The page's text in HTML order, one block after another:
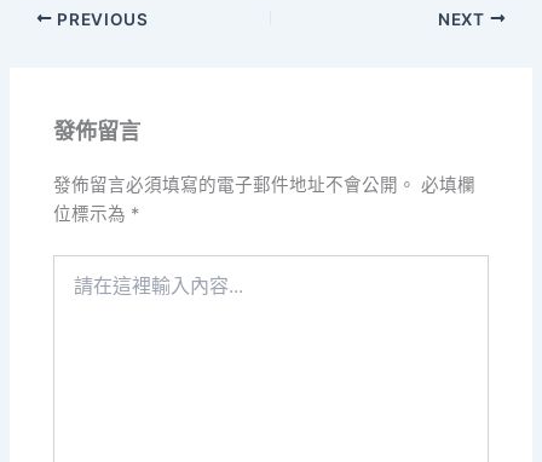
PREVIOUS NEXT
發佈留言
發佈留言必須填寫的電子郵件地址不會公開。 必填欄
位標示為 *